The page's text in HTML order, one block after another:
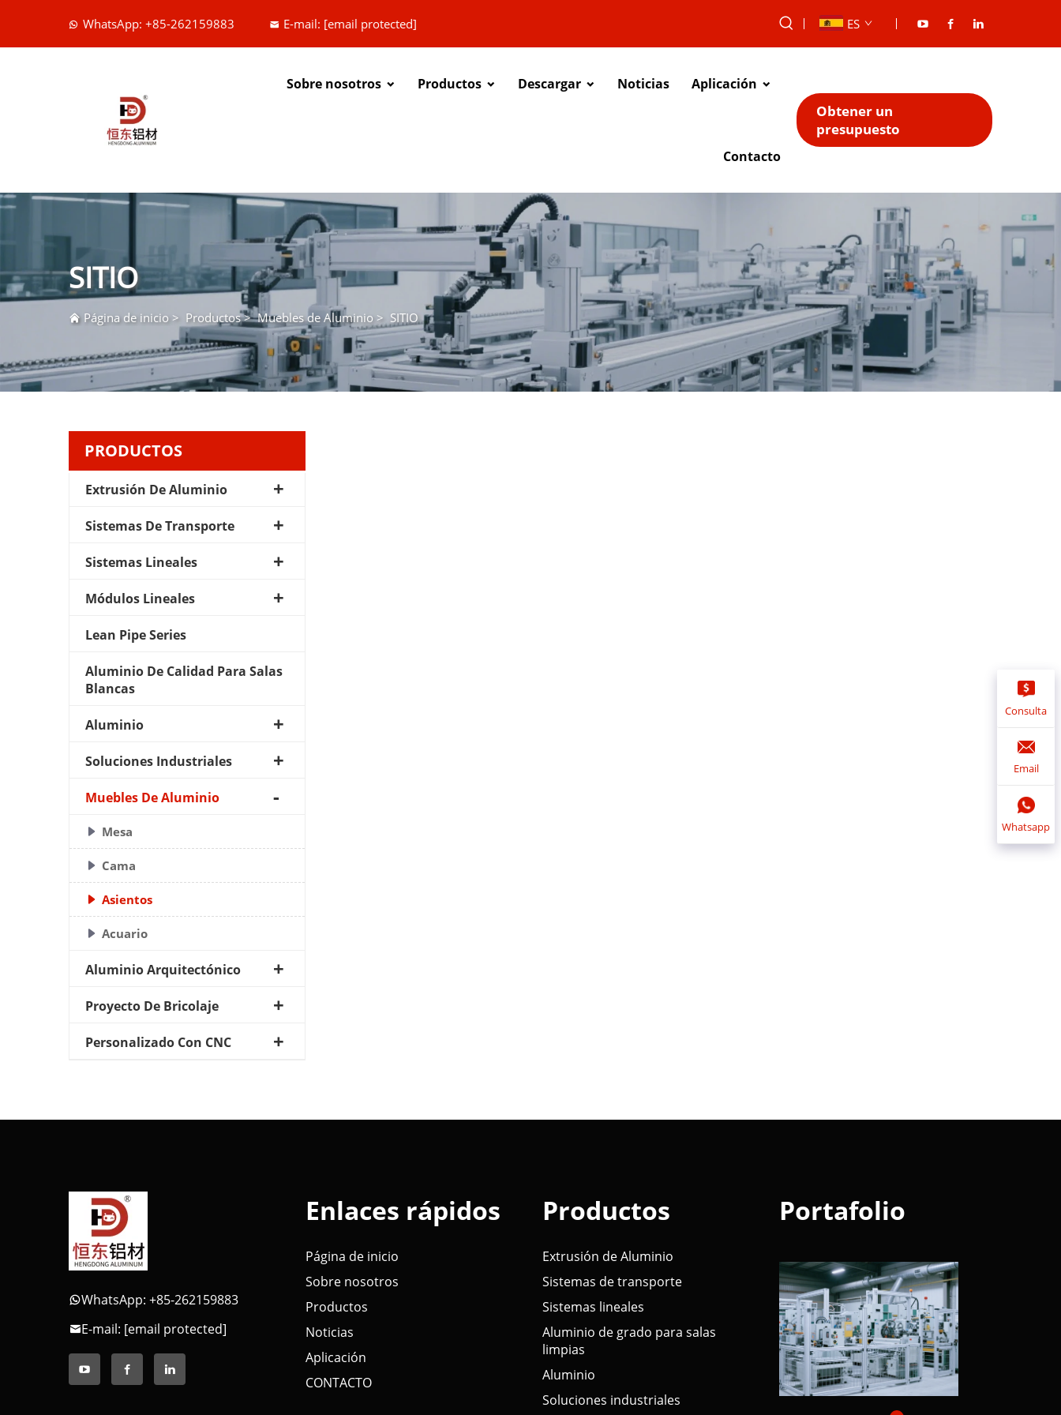
WhatsApp: +85-262159883 E-mail: [email protected] ES
Sobre nosotros Productos Descargar Noticias Aplicación
Contacto
Obtener un
presupuesto
SITIO
Página de inicio > Productos>Muebles de Aluminio > SITIO
PRODUCTOS
Extrusión De Aluminio
Sistemas De Transporte
Sistemas Lineales
Módulos Lineales
Lean Pipe Series
Aluminio De Calidad Para Salas
Blancas
Aluminio
Soluciones Industriales
Muebles De Aluminio
Mesa
Cama
Asientos
Acuario
Aluminio Arquitectónico
Proyecto De Bricolaje
Personalizado Con CNC
Consulta
Email
Whatsapp
WhatsApp: +85-262159883
E-mail: [email protected]
Enlaces rápidos
Página de inicio
Sobre nosotros
Productos
Noticias
Aplicación
CONTACTO
Productos
Extrusión de Aluminio
Sistemas de transporte
Sistemas lineales
Aluminio de grado para salas
limpias
Aluminio
Soluciones industriales
Portafolio